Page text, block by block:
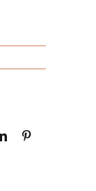
LinkedIn